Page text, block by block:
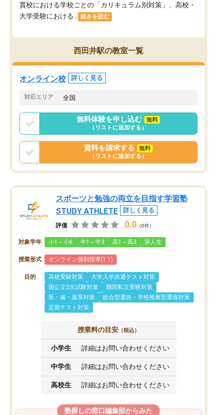
貫校における学校ごとの「カリキュラム別対策」、高校・
大学受験における...
続きを読む
西田井駅の教室一覧
オンライン校 詳しく見る
対応エリア 全国
無料体験を申し込む
無料
（リストに追加する）
資料を請求する
無料
（リストに追加する）
スポーツと勉強の両立を目指す学習塾
STUDY ATHLETE
詳しく見る
評価 0.0 （0件）
対象学年 小1～小6 中1～中3 高1～高3 浪人生
授業形式 オンライン個別指導(1:1)
目的 高校受験対策
大学入学共通テスト対策
国公立2次試験対策
難関私立受験対策
医・歯・薬系対策
総合型選抜・学校推薦型選抜対策
定期テスト対策
授業料の目安 （税込）
小学生 詳細はお問い合わせください
中学生 詳細はお問い合わせください
高校生 詳細はお問い合わせください
塾探しの窓口編集部からみた